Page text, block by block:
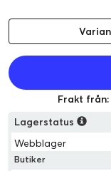
Frakt
Lagerstatus
Webblager
Butiker